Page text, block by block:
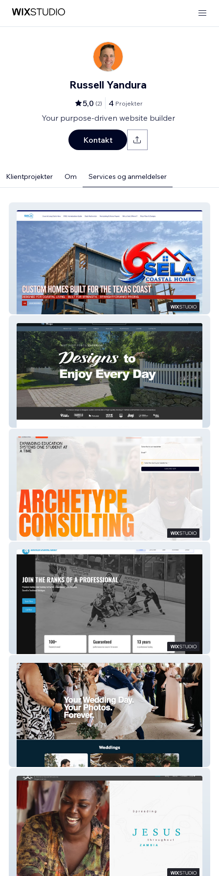
Russell Yandura
5,0 (2) 4 Projekter
Your purpose-driven website builder
Kontakt
Klientprojekter Om Services og anmeldelser
Sela Builders
Pro Fence Design
Archtype Consulting
Advanced Shooting
Yandura Photography
Havenbase